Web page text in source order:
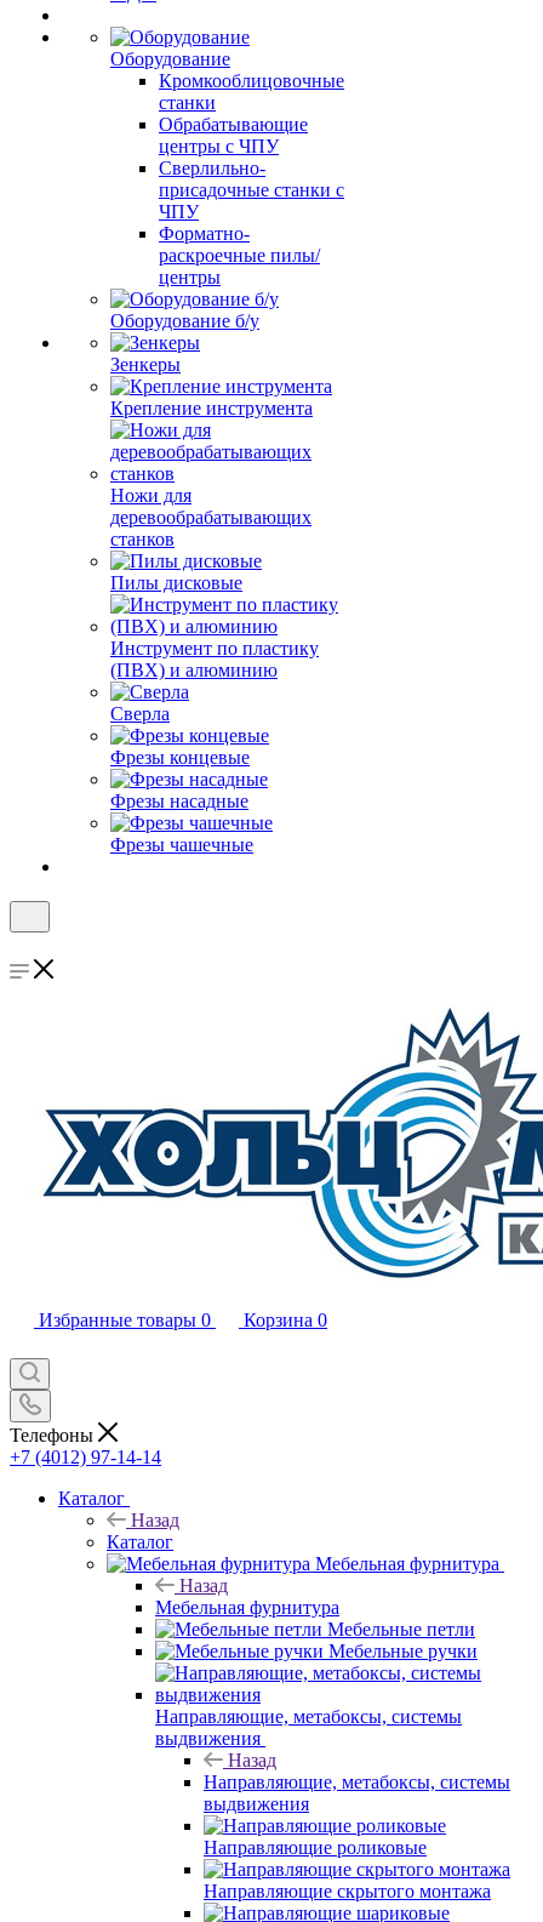
Оборудование
Кромкооблицовочные
станки
Обрабатывающие
центры с ЧПУ
Сверлильно-
присадочные станки с
ЧПУ
Форматно-
раскроечные пилы/
центры
Оборудование б/у
Зенкеры
Крепление инструмента
Ножи для
деревообрабатывающих
станков
Пилы дисковые
Инструмент по пластику
(ПВХ) и алюминию
Сверла
Фрезы концевые
Фрезы насадные
Фрезы чашечные
Избранные товары 0 Корзина 0
Телефоны
+7 (4012) 97-14-14
Каталог
Назад
Каталог
Мебельная фурнитура
Назад
Мебельная фурнитура
Мебельные петли
Мебельные ручки
Направляющие, метабоксы, системы
выдвижения
Назад
Направляющие, метабоксы, системы
выдвижения
Направляющие роликовые
Направляющие скрытого монтажа